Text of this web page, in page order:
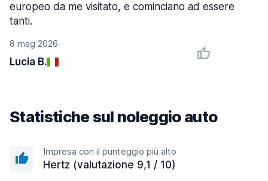
8 mag 2026
Lucia B.
europeo da me visitato, e cominciano ad essere
tanti.
Statistiche sul noleggio auto
Impresa con il punteggio più alto
Hertz (valutazione 9,1 / 10)